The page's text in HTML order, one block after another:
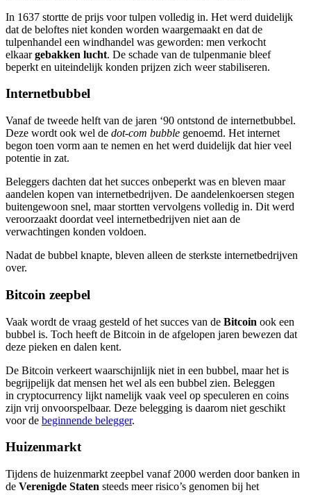
In 1637 stortte de prijs voor tulpen volledig in. Het werd duidelijk
dat de beloftes niet konden worden waargemaakt en dat de
tulpenhandel een windhandel was geworden: men verkocht
elkaargebakken lucht. De schade van de tulpenmanie bleef
beperkt en uiteindelijk konden prijzen zich weer stabiliseren.
Internetbubbel
Vanaf de tweede helft van de jaren ‘90 ontstond de internetbubbel.
Deze wordt ook wel de dot-com bubble genoemd. Het internet
begon toen vorm aan te nemen en het werd duidelijk dat hier veel
potentie in zat.
Beleggers dachten dat het succes onbeperkt was en bleven maar
aandelen kopen van internetbedrijven. De aandelenkoersen stegen
buitengewoon snel, maar stortten vervolgens volledig in. Dit werd
veroorzaakt doordat veel internetbedrijven niet aan de
verwachtingen konden voldoen.
Nadat de bubbel knapte, bleven alleen de sterkste internetbedrijven
over.
Bitcoin zeepbel
Vaak wordt de vraag gesteld of het succes van de Bitcoin ook een
bubbel is. Toch heeft de Bitcoin in de afgelopen jaren bewezen dat
deze pieken en dalen kent.
De Bitcoin verkeert waarschijnlijk niet in een bubbel, maar het is
begrijpelijk dat mensen het wel als een bubbel zien. Beleggen
in cryptocurrency lijkt namelijk vaak veel op speculeren en coins
zijn vrij onvoorspelbaar. Deze belegging is daarom niet geschikt
voor de beginnende belegger.
Huizenmarkt
Tijdens de huizenmarkt zeepbel vanaf 2000 werden door banken in
de Verenigde Staten steeds meer risico’s genomen bij het